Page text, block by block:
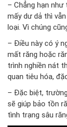
– Chẳng hạn
mấy dư dả thì
loại. Vì chúng
– Điều này có ý
mất răng hoặc
trình nghiền nát
quan tiêu hóa,
– Đặc biệt,
sẽ giúp bảo tồn
tình trạng sâu